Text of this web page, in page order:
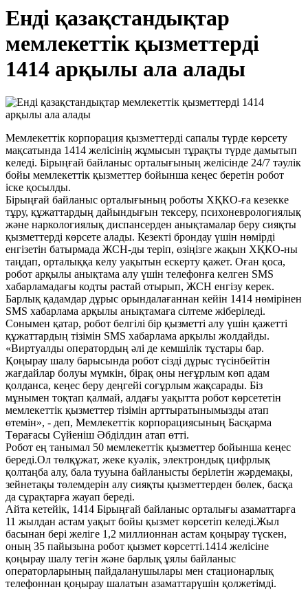
Енді қазақстандықтар
мемлекеттік қызметтерді
1414 арқылы ала алады
Мемлекеттік корпорация қызметтерді сапалы түрде көрсету
мақсатында 1414 желісінің жұмысын тұрақты түрде дамытып
келеді. Бірыңғай байланыс орталығының желісінде 24/7 тәулік
бойы мемлекеттік қызметтер бойынша кеңес беретін робот
іске қосылды.
Бірыңғай байланыс орталығының роботы ХҚКО-ға кезекке
тұру, құжаттардың дайындығын тексеру, психоневрологиялық
және наркологиялық диспансерден анықтамалар беру сияқты
қызметтерді көрсете алады. Кезекті брондау үшін нөмірді
енгізетін батырмада ЖСН-ды теріп, өзіңізге жақын ХҚКО-ны
таңдап, орталыққа келу уақытын ескерту қажет. Оған қоса,
робот арқылы анықтама алу үшін телефонға келген SMS
хабарламадағы кодты растай отырып, ЖСН енгізу керек.
Барлық қадамдар дұрыс орындалағаннан кейін 1414 нөмірінен
SMS хабарлама арқылы анықтамаға сілтеме жіберіледі.
Сонымен қатар, робот белгілі бір қызметті алу үшін қажетті
құжаттардың тізімін SMS хабарлама арқылы жолдайды.
«Виртуалды оператордың әлі де кемшілік тұстары бар.
Қоңырау шалу барысында робот сізді дұрыс түсінбейтін
жағдайлар болуы мүмкін, бірақ оны неғұрлым көп адам
қолданса, кеңес беру деңгейі соғұрлым жақсарады. Біз
мұнымен тоқтап қалмай, алдағы уақытта робот көрсететін
мемлекеттік қызметтер тізімін арттыратынымызды атап
өтемін», - деп, Мемлекеттік корпорациясының Басқарма
Төрағасы Сүйеніш Әбділдин атап өтті.
Робот ең танымал 50 мемлекеттік қызметтер бойынша кеңес
береді.Ол төлқұжат, жеке куәлік, электрондық цифрлық
қолтаңба алу, бала тууына байланысты берілетін жәрдемақы,
зейнетақы төлемдерін алу сияқты қызметтерден бөлек, басқа
да сұрақтарға жауап береді.
Айта кетейік, 1414 Бірыңғай байланыс орталығы азаматтарға
11 жылдан астам уақыт бойы қызмет көрсетіп келеді.Жыл
басынан бері желіге 1,2 миллионнан астам қоңырау түскен,
оның 35 пайызына робот қызмет көрсетті.1414 желісіне
қоңырау шалу тегін және барлық ұялы байланыс
операторларының пайдаланушылары мен стационарлық
телефоннан қоңырау шалатын азаматтарүшін қолжетімді.